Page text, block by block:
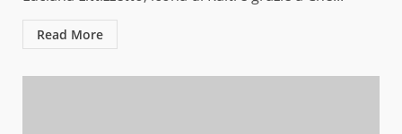
Read More